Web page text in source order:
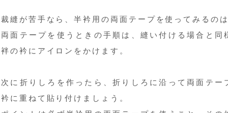
裁縫が苦手なら、半衿用の両面テープを使ってみるの
両面テープを使うときの手順は、縫い付ける場合と同
袢の衿にアイロンをかけます。
次に折りしろを作ったら、折りしろに沿って両面テー
衿に重ねて貼り付けましょう。